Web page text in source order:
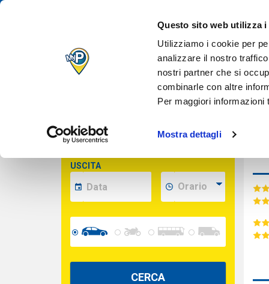
Questo sito web utilizza i
Utilizziamo i cookie per
analizzare il nostro
nostri partner che si
combinarle con altre
Per maggiori
Mostra dettagli
IL TUO
QUANDO VUOI
Inserisci le date per calcolare il prezzo
USCITA
CERCA